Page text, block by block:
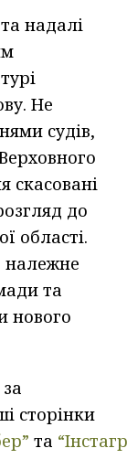
надалі
Не
судів,
скасовані
до
області.
належне
та
нового
сторінки
та